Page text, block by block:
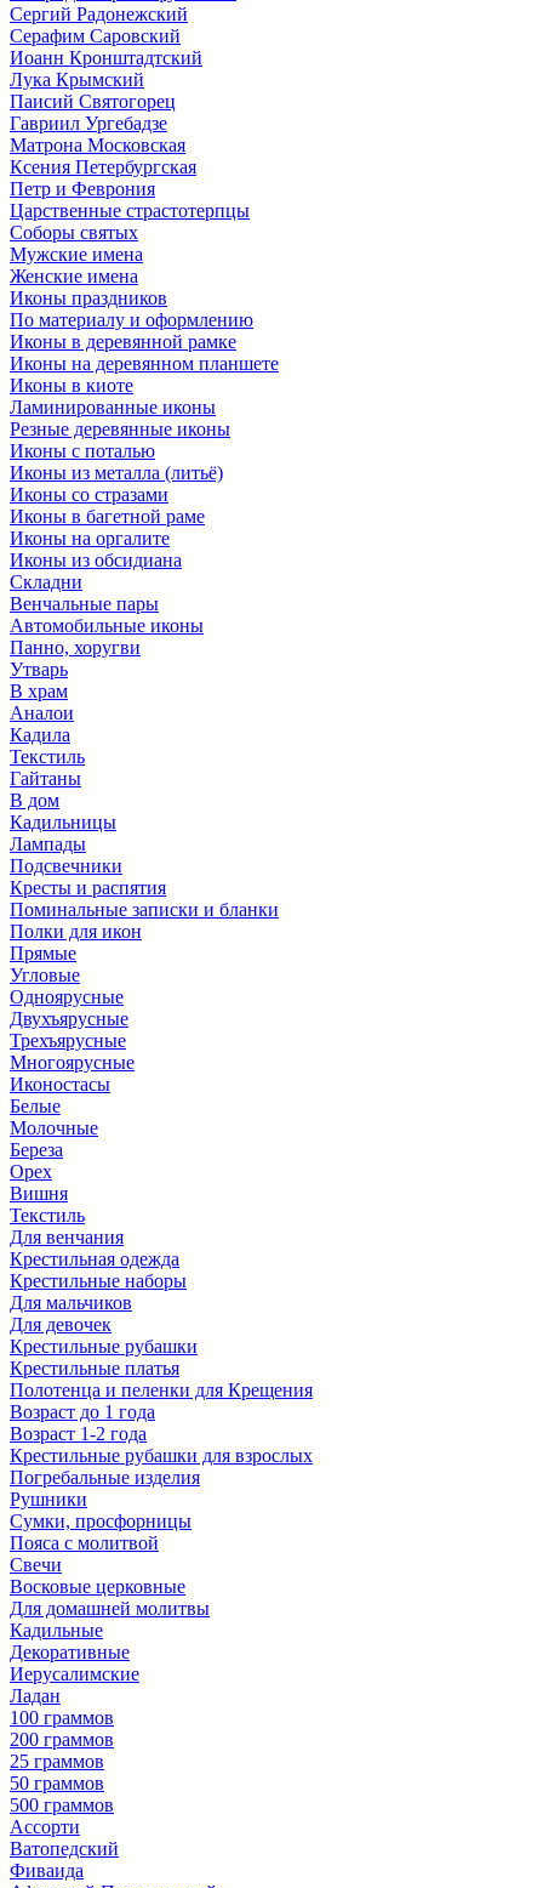
Сергий Радонежский
Серафим Саровский
Иоанн Кронштадтский
Лука Крымский
Паисий Святогорец
Гавриил Ургебадзе
Матрона Московская
Ксения Петербургская
Петр и Феврония
Царственные страстотерпцы
Соборы святых
Мужские имена
Женские имена
Иконы праздников
По материалу и оформлению
Иконы в деревянной рамке
Иконы на деревянном планшете
Иконы в киоте
Ламинированные иконы
Резные деревянные иконы
Иконы с поталью
Иконы из металла (литьё)
Иконы со стразами
Иконы в багетной раме
Иконы на оргалите
Иконы из обсидиана
Складни
Венчальные пары
Автомобильные иконы
Панно, хоругви
Утварь
В храм
Аналои
Кадила
Текстиль
Гайтаны
В дом
Кадильницы
Лампады
Подсвечники
Кресты и распятия
Поминальные записки и бланки
Полки для икон
Прямые
Угловые
Одноярусные
Двухъярусные
Трехъярусные
Многоярусные
Иконостасы
Белые
Молочные
Береза
Орех
Вишня
Текстиль
Для венчания
Крестильная одежда
Крестильные наборы
Для мальчиков
Для девочек
Крестильные рубашки
Крестильные платья
Полотенца и пеленки для Крещения
Возраст до 1 года
Возраст 1-2 года
Крестильные рубашки для взрослых
Погребальные изделия
Рушники
Сумки, просфорницы
Пояса с молитвой
Свечи
Восковые церковные
Для домашней молитвы
Кадильные
Декоративные
Иерусалимские
Ладан
100 граммов
200 граммов
25 граммов
50 граммов
500 граммов
Ассорти
Ватопедский
Фиваида